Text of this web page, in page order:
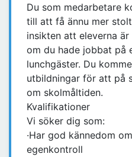
Du som medarbetare
till att få ännu mer
insikten att eleverna
om du hade jobbat på
lunchgäster. Du
utbildningar för att på
om skolmåltiden.
Kvalifikationer
Vi söker dig som:
·Har god kännedom
egenkontroll